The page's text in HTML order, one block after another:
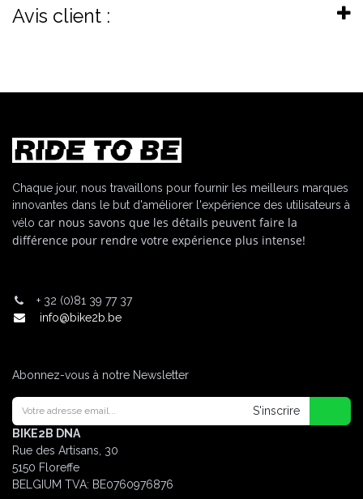
Avis client :
Chaque jour, nous travaillons pour fournir les meilleurs marques
innovantes dans le but d'améliorer l'expérience des utilisateurs à
vélo car nous savons que les détails peuvent faire la
différence pour rendre votre expérience plus intense!
+ 32 (0)81 39 77 37
info@bike2b.be
Abonnez-vous à notre Newsletter
S'inscrire
BIKE2B DNA
Rue des Artisans, 30
5150 Floreffe
BELGIUM TVA: BE0760976876